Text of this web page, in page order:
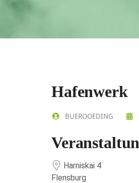
Hafenwerk
BUEROOEDING
Harniskai 4
Flensburg